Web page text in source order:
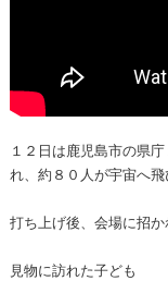
１２日は鹿児島市の県
れ、約８０人が宇宙へ
打ち上げ後、会場に招
見物に訪れた子ども